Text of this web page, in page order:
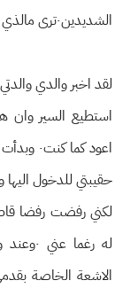
الشديدين٠ترى مالذي حدث؟ وماالذي ذكره لها ابي وحدث لها ماحدث؟
لقد اخبر والدي
استطيع السير وان
اعود
حقيبتي للدخول
لكني رفضت رفضا
له
الاشعة الخاصة